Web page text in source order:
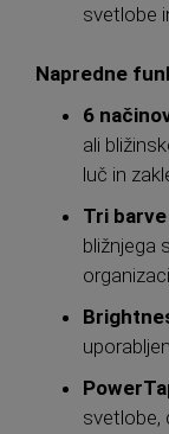
svetlobe
Napredne
6
ali
luč in
Tri
bližnjega
svetlobe,